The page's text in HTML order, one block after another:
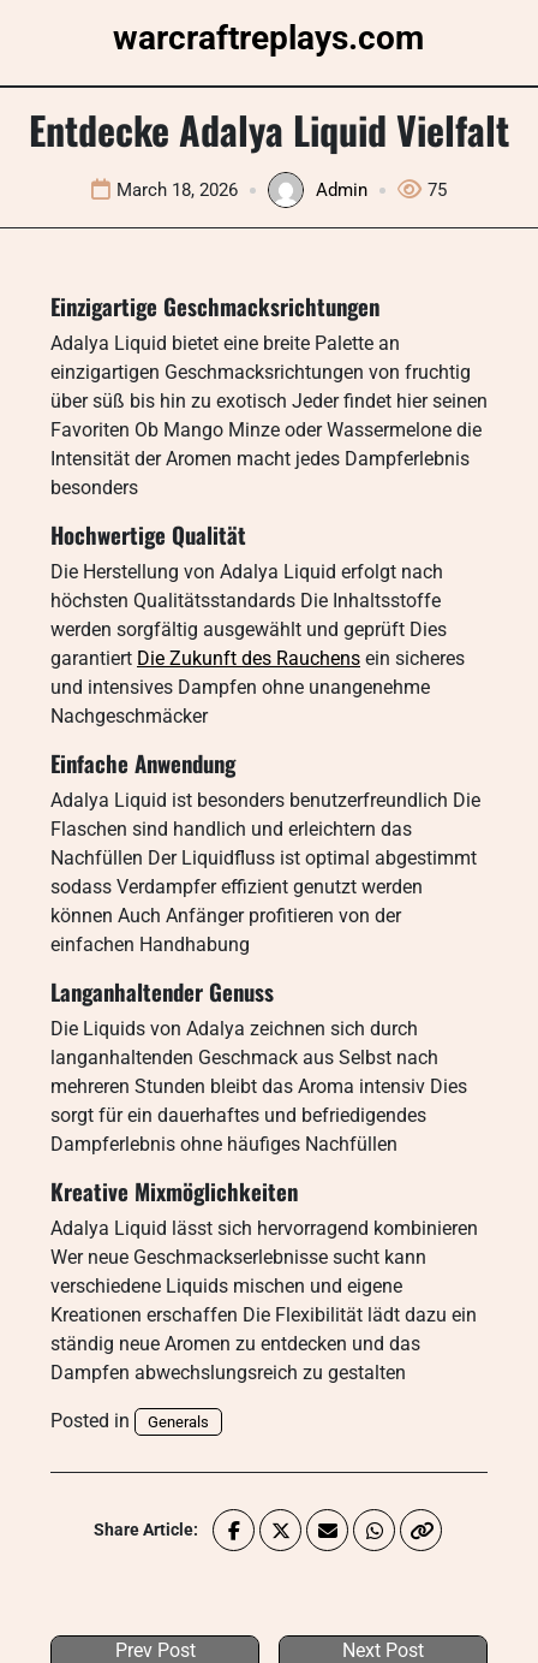
warcraftreplays.com
Entdecke Adalya Liquid Vielfalt
March 18, 2026 Admin 75
Einzigartige Geschmacksrichtungen
Adalya Liquid bietet eine breite Palette an
einzigartigen Geschmacksrichtungen von fruchtig
über süß bis hin zu exotisch Jeder findet hier seinen
Favoriten Ob Mango Minze oder Wassermelone die
Intensität der Aromen macht jedes Dampferlebnis
besonders
Hochwertige Qualität
Die Herstellung von Adalya Liquid erfolgt nach
höchsten Qualitätsstandards Die Inhaltsstoffe
werden sorgfältig ausgewählt und geprüft Dies
garantiert Die Zukunft des Rauchens ein sicheres
und intensives Dampfen ohne unangenehme
Nachgeschmäcker
Einfache Anwendung
Adalya Liquid ist besonders benutzerfreundlich Die
Flaschen sind handlich und erleichtern das
Nachfüllen Der Liquidfluss ist optimal abgestimmt
sodass Verdampfer effizient genutzt werden
können Auch Anfänger profitieren von der
einfachen Handhabung
Langanhaltender Genuss
Die Liquids von Adalya zeichnen sich durch
langanhaltenden Geschmack aus Selbst nach
mehreren Stunden bleibt das Aroma intensiv Dies
sorgt für ein dauerhaftes und befriedigendes
Dampferlebnis ohne häufiges Nachfüllen
Kreative Mixmöglichkeiten
Adalya Liquid lässt sich hervorragend kombinieren
Wer neue Geschmackserlebnisse sucht kann
verschiedene Liquids mischen und eigene
Kreationen erschaffen Die Flexibilität lädt dazu ein
ständig neue Aromen zu entdecken und das
Dampfen abwechslungsreich zu gestalten
Posted in Generals
Share Article:
Prev Post Next Post